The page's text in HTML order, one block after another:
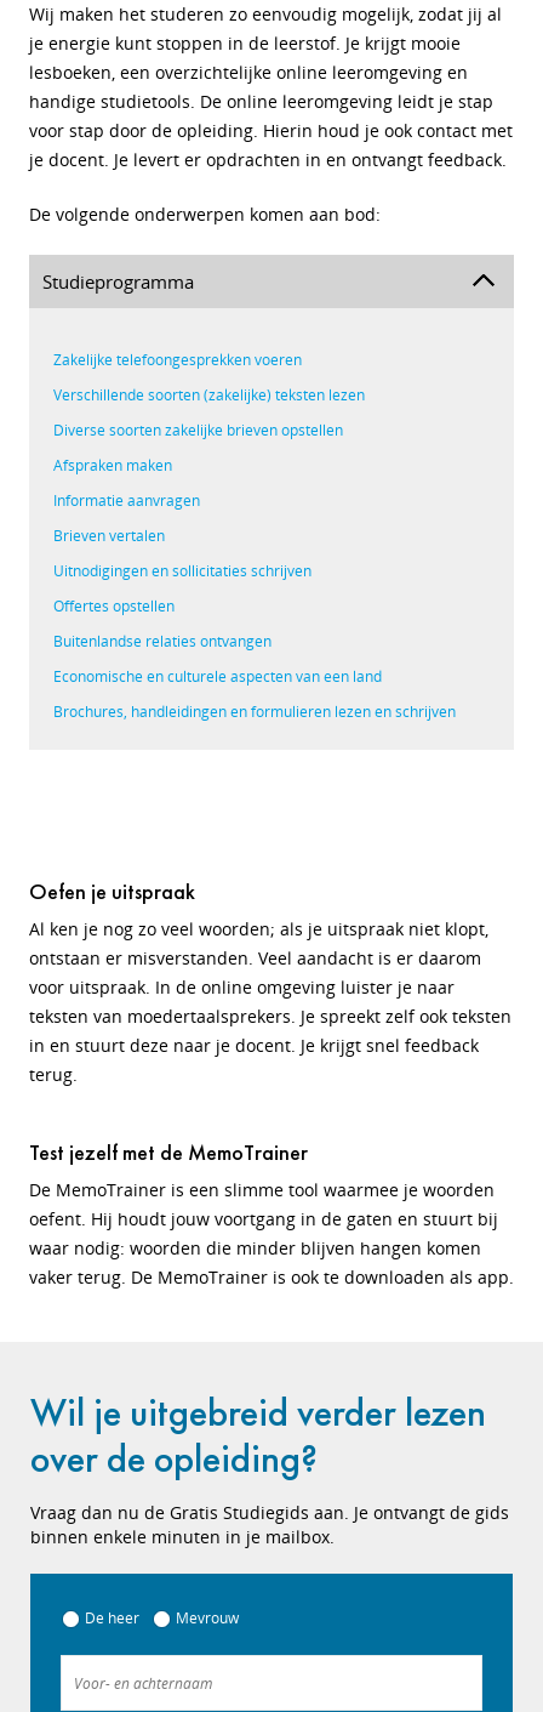
Wij maken het studeren zo eenvoudig mogelijk, zodat jij al
je energie kunt stoppen in de leerstof. Je krijgt mooie
lesboeken, een overzichtelijke online leeromgeving en
handige studietools. De online leeromgeving leidt je stap
voor stap door de opleiding. Hierin houd je ook contact met
je docent. Je levert er opdrachten in en ontvangt feedback.
De volgende onderwerpen komen aan bod:
Studieprogramma
Zakelijke telefoongesprekken voeren
Verschillende soorten (zakelijke) teksten lezen
Diverse soorten zakelijke brieven opstellen
Afspraken maken
Informatie aanvragen
Brieven vertalen
Uitnodigingen en sollicitaties schrijven
Offertes opstellen
Buitenlandse relaties ontvangen
Economische en culturele aspecten van een land
Brochures, handleidingen en formulieren lezen en schrijven
Oefen je uitspraak
Al ken je nog zo veel woorden; als je uitspraak niet klopt,
ontstaan er misverstanden. Veel aandacht is er daarom
voor uitspraak. In de online omgeving luister je naar
teksten van moedertaalsprekers. Je spreekt zelf ook teksten
in en stuurt deze naar je docent. Je krijgt snel feedback
terug.
Test jezelf met de MemoTrainer
De MemoTrainer is een slimme tool waarmee je woorden
oefent. Hij houdt jouw voortgang in de gaten en stuurt bij
waar nodig: woorden die minder blijven hangen komen
vaker terug. De MemoTrainer is ook te downloaden als app.
Wil je uitgebreid verder lezen
over de opleiding?
Vraag dan nu de Gratis Studiegids aan. Je ontvangt de gids
binnen enkele minuten in je mailbox.
De heer Mevrouw